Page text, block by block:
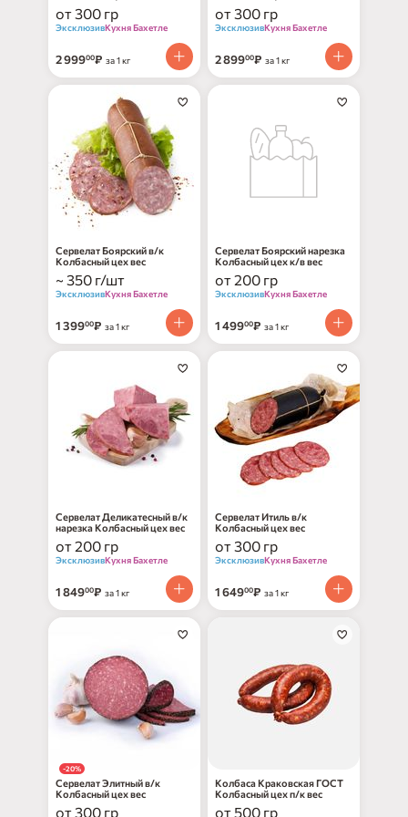
от 300 гр
ЭксклюзивКухня Бахетле
2 99900₽ за 1 кг
от 300 гр
ЭксклюзивКухня Бахетле
2 89900₽ за 1 кг
Сервелат Боярский в/к
Колбасный цех вес
~ 350 г/шт
ЭксклюзивКухня Бахетле
1 39900₽ за 1 кг
Сервелат Боярский нарезка
Колбасный цех к/в вес
от 200 гр
ЭксклюзивКухня Бахетле
1 49900₽ за 1 кг
Сервелат Деликатесный в/к
нарезка Колбасный цех вес
от 200 гр
ЭксклюзивКухня Бахетле
1 84900₽ за 1 кг
Сервелат Итиль в/к
Колбасный цех вес
от 300 гр
ЭксклюзивКухня Бахетле
1 64900₽ за 1 кг
-20%
Сервелат Элитный в/к
Колбасный цех вес
от 300 гр
нет в наличии
Колбаса Краковская ГОСТ
Колбасный цех п/к вес
от 500 гр